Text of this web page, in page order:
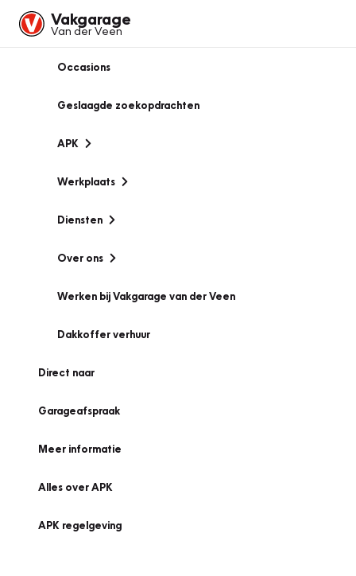
Vakgarage
Van der Veen
Occasions
Geslaagde zoekopdrachten
APK
Werkplaats
Diensten
Over ons
Werken bij Vakgarage van der Veen
Dakkoffer verhuur
Direct naar
Garageafspraak
Meer informatie
Alles over APK
APK regelgeving